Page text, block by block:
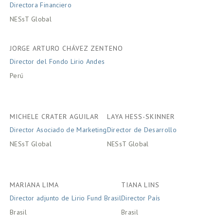
Directora Financiero
NESsT Global
JORGE ARTURO CHÁVEZ ZENTENO
Director del Fondo Lirio Andes
Perú
MICHELE CRATER AGUILAR
Director Asociado de Marketing
NESsT Global
LAYA HESS-SKINNER
Director de Desarrollo
NESsT Global
MARIANA LIMA
Director adjunto de Lirio Fund Brasil
Brasil
TIANA LINS
Director País
Brasil